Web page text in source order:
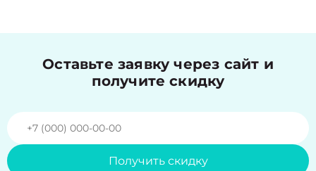
Оставьте заявку через сайт и
получите скидку
Получить скидку